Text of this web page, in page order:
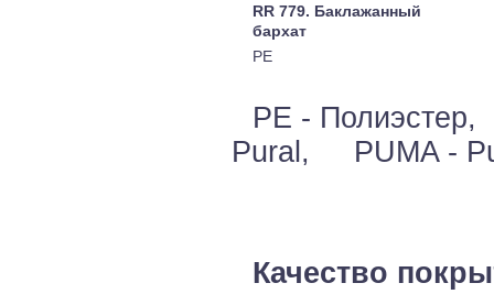
RR 779. Баклажанный
бархат
PE
PE -
Pural, PUMA -
Качество